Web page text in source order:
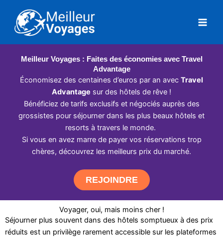
contenu
Meilleur Voyages : Faites des économies avec Travel
Advantage
Économisez des centaines d’euros par an avec Travel
Advantage sur des hôtels de rêve !
Bénéficiez de tarifs exclusifs et négociés auprès des
grossistes pour séjourner dans les plus beaux hôtels et
resorts à travers le monde.
Si vous en avez marre de payer vos réservations trop
chères, découvrez les meilleurs prix du marché.
REJOINDRE
Voyager, oui, mais moins cher !
Séjourner plus souvent dans des hôtels somptueux à des prix
réduits est un privilège rarement accessible sur les plateformes